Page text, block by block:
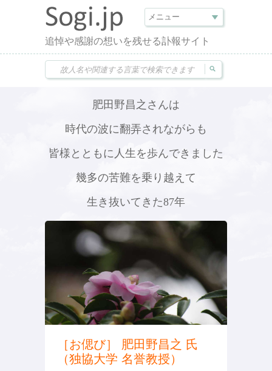
追悼や感謝の想いを残せる訃報サイト
肥田野昌之さんは
時代の波に翻弄されながらも
皆様とともに人生を歩んできました
幾多の苦難を乗り越えて
生き抜いてきた87年
［お偲び］ 肥田野昌之 氏
（独協大学 名誉教授）